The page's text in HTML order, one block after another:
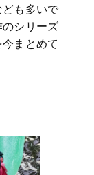
も多いで
シリーズ
まとめて